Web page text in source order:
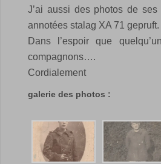
J’ai aussi des photos de
annotées stalag XA 71 gepruft.
Dans l’espoir que
compagnons….
Cordialement
galerie des photos :